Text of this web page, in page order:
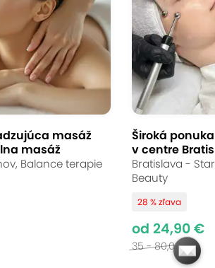
masáž
masáž
Balance terapie
Široká
v centre
Bratislava -
Beauty
28 % zľava
od 24,90 €
35 - 80,00 €